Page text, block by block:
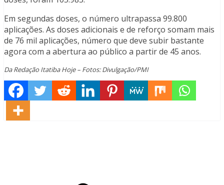
Em segundas doses, o número ultrapassa 99.800
aplicações. As doses adicionais e de reforço somam mais
de 76 mil aplicações, número que deve subir bastante
agora com a abertura ao público a partir de 45 anos.
Da Redação Itatiba Hoje – Fotos: Divulgação/PMI